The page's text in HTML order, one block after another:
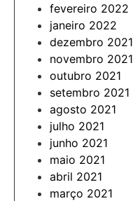
fevereiro 2022
janeiro 2022
dezembro 2021
novembro 2021
outubro 2021
setembro 2021
agosto 2021
julho 2021
junho 2021
maio 2021
abril 2021
março 2021